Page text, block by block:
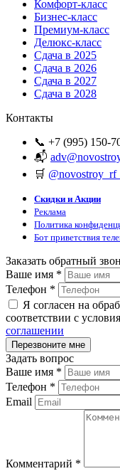
Комфорт-класс
Бизнес-класс
Премиум-класс
Делюкс-класс
Сдача в 2025
Сдача в 2026
Сдача в 2027
Сдача в 2028
Контакты
📞 +7 (995) 150-
📬
🛒
Скидки и Акции
Реклама
Политика
Бот приветствия
Заказать обратный
Ваше имя *
Телефон *
Я согласен на
соответствии с
соглашении
Задать вопрос
Ваше имя *
Телефон *
Email
Комментарий *